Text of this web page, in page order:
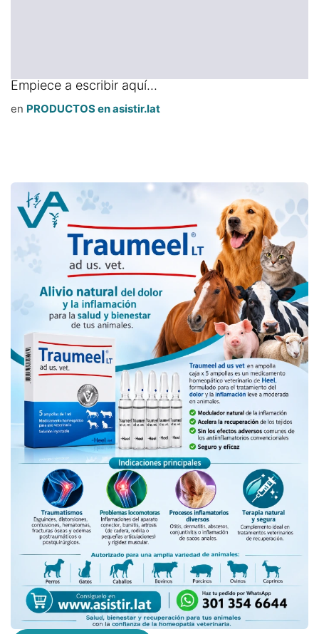
Empiece a escribir aquí...
en PRODUCTOS en asistir.lat